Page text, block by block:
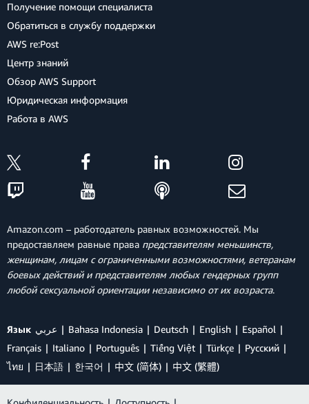
Получение помощи специалиста
Обратиться в службу поддержки
AWS re:Post
Центр знаний
Обзор AWS Support
Юридическая информация
Работа в AWS
Amazon.com – работодатель равных возможностей. Мы
предоставляем равные права представителям меньшинств,
женщинам, лицам с ограниченными возможностями, ветеранам
боевых действий и представителям любых гендерных групп
любой сексуальной ориентации независимо от их возраста.
Язык عربي Bahasa Indonesia Deutsch English
Español
Français
Italiano Português Tiếng Việt Türkçe
Ρусский
ไทย
日本語 한국어 中文 (简体) 中文 (繁體)